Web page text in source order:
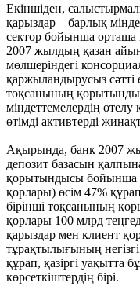
Екіншіден,
қарыздар – барлық
сектор бойынша орташа
2007 жылдың қазан
мөлшеріндегі
қаржыландырусыз сәтті
тоқсанының
міндеттемелердің
өтімді активтерді
Ақырында, банк 2007
депозит базасын
қорытындысы бойынша
қорлары) өсім 47%
бірінші тоқсанының
қорлары 100 млрд
қарыздар мен клиент
тұрақтылығының
құрап, қазіргі уақытта
көрсеткіштердің бірі.